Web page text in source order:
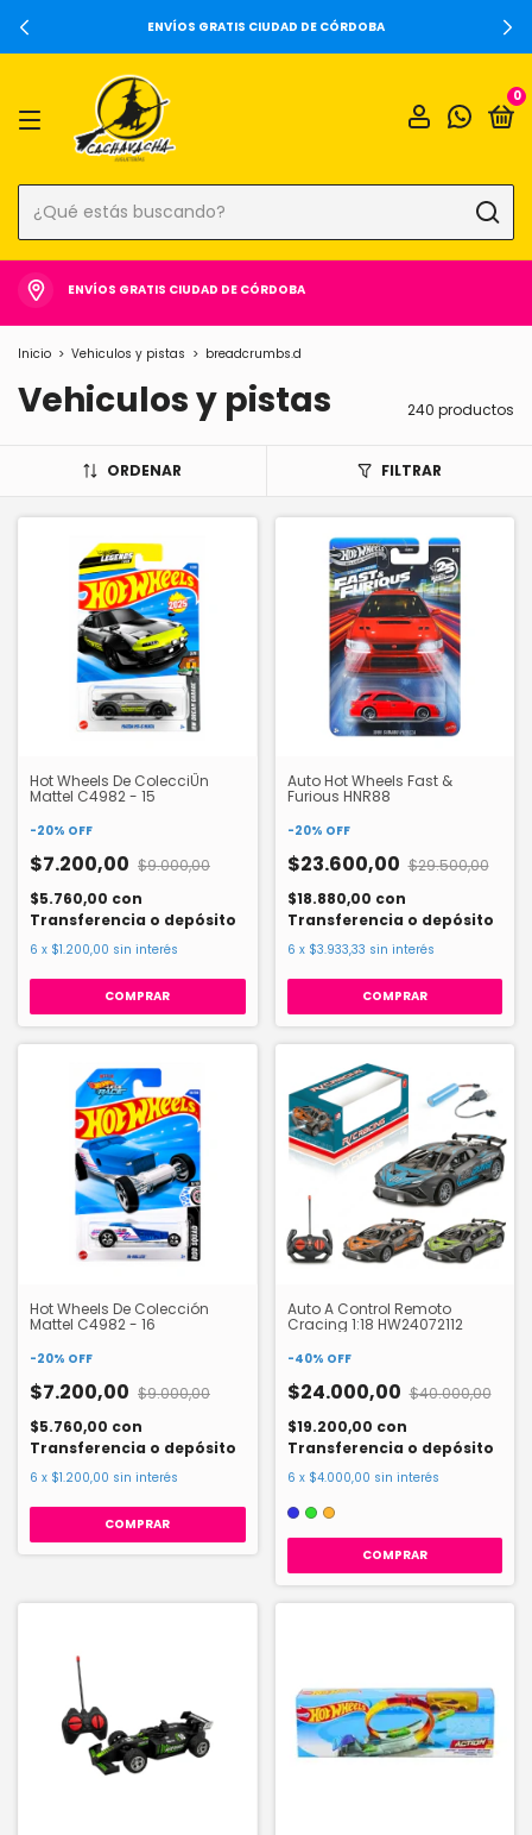
ENVÍOS GRATIS CIUDAD DE CÓRDOBA
0
ENVÍOS GRATIS CIUDAD DE CÓRDOBA
Inicio > Vehiculos y pistas > breadcrumbs.d
Vehiculos y pistas 240 productos
ORDENAR FILTRAR
Hot Wheels De ColecciÛn
Mattel C4982 - 15
-20% OFF
$7.200,00 $9.000,00
$5.760,00 con
Transferencia o depósito
6 x $1.200,00 sin interés
COMPRAR
Auto Hot Wheels Fast &
Furious HNR88
-20% OFF
$23.600,00 $29.500,00
$18.880,00 con
Transferencia o depósito
6 x $3.933,33 sin interés
COMPRAR
Hot Wheels De Colección
Mattel C4982 - 16
-20% OFF
$7.200,00 $9.000,00
$5.760,00 con
Transferencia o depósito
6 x $1.200,00 sin interés
COMPRAR
Auto A Control Remoto
Cracing 1:18 HW24072112
-40% OFF
$24.000,00 $40.000,00
$19.200,00 con
Transferencia o depósito
6 x $4.000,00 sin interés
COMPRAR